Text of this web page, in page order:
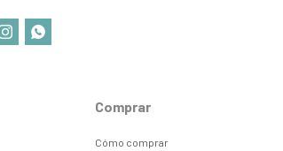
Comprar
Cómo comprar
